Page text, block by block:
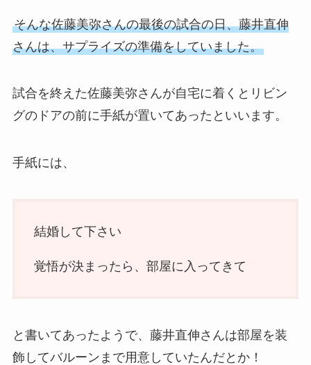
そんな佐藤美弥さんの最後の試合の日、藤井直伸
さんは、サプライズの準備をしていました。
試合を終えた佐藤美弥さんが自宅に着くとリビン
グのドアの前に手紙が置いてあったといいます。
手紙には、
結婚して下さい
覚悟が決まったら、部屋に入ってきて
と書いてあったようで、藤井直伸さんは部屋を装
飾してバルーンまで用意していたんだとか！